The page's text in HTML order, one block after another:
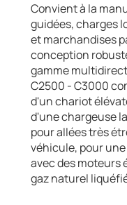
Convient à la
guidées, charges
et marchandises
conception
gamme
C2500 - C3000
d'un chariot
d'une chargeuse
pour allées très
véhicule, pour
avec des moteurs
gaz naturel